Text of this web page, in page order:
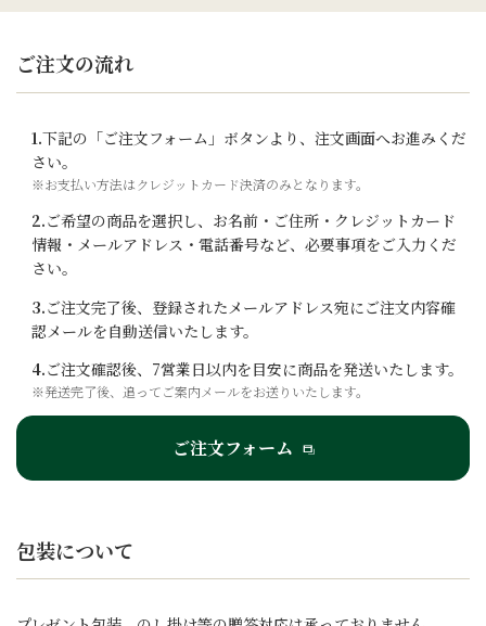
ご注文の流れ
1.下記の「ご注文フォーム」ボタンより、注文画面へお進みくだ
さい。
※お支払い方法はクレジットカード決済のみとなります。
2.ご希望の商品を選択し、お名前・ご住所・クレジットカード
情報・メールアドレス・電話番号など、必要事項をご入力くだ
さい。
3.ご注文完了後、登録されたメールアドレス宛にご注文内容確
認メールを自動送信いたします。
4.ご注文確認後、7営業日以内を目安に商品を発送いたします。
※発送完了後、追ってご案内メールをお送りいたします。
ご注文フォーム
包装について